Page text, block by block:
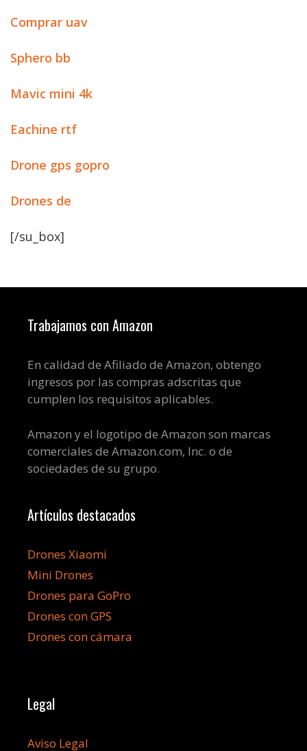
Comprar uav
Sphero bb
Mavic mini 4k
Eachine rtf
Drone gps gopro
Drones de
[/su_box]
Trabajamos con Amazon
En calidad de Afiliado de Amazon, obtengo
ingresos por las compras adscritas que
cumplen los requisitos aplicables.
Amazon y el logotipo de Amazon son marcas
comerciales de Amazon.com, Inc. o de
sociedades de su grupo.
Artículos destacados
Drones Xiaomi
Mini Drones
Drones para GoPro
Drones con GPS
Drones con cámara
Legal
Aviso Legal